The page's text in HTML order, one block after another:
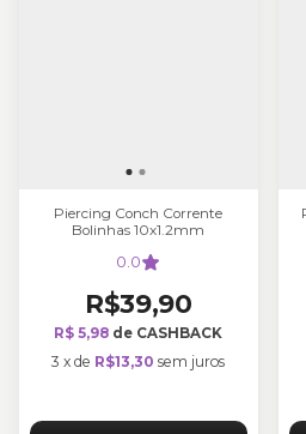
Piercing Conch Corrente
Bolinhas 10x1.2mm
0.0
R$39,90
R$ 5,98 de CASHBACK
3 xde R$13,30 sem juros